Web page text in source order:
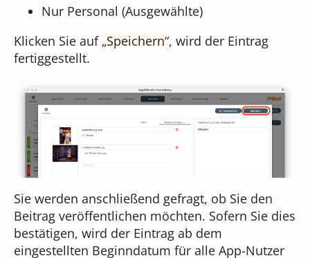
Nur Personal (Ausgewählte)
Klicken Sie auf Speichern , wird der Eintrag
fertiggestellt.
Sie werden anschließend gefragt, ob Sie den
Beitrag veröffentlichen möchten. Sofern Sie dies
bestätigen, wird der Eintrag ab dem
eingestellten Beginndatum für alle App-Nutzer